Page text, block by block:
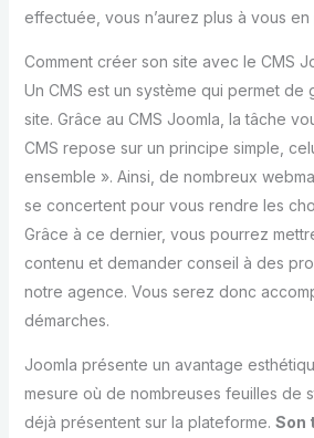
effectuée, vous n’aurez plus à vous
Comment créer son site avec le CMS
Un CMS est un système qui permet de
site. Grâce au CMS Joomla, la tâche
CMS repose sur un principe simple,
ensemble ». Ainsi, de nombreux
se concertent pour vous rendre les
Grâce à ce dernier, vous pourrez
contenu et demander conseil à des
notre agence. Vous serez donc
démarches.
Joomla présente un avantage
mesure où de nombreuses feuilles de
déjà présentent sur la plateforme. Son